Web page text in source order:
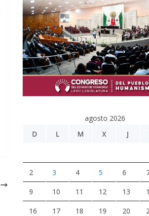
agosto 2026
D
L M X J
2 3 4 5 6
9 10 11 12 13
16 17 18 19 20